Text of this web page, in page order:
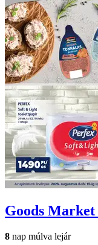
Goods Market
8 nap múlva lejár